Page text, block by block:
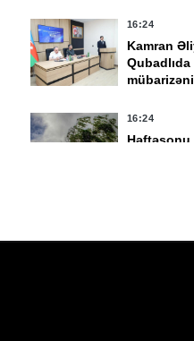
şəxs uşağın anadan
olmasına görə
müavinət alıb
16:24
Kamran
Qubadlıda
16:24